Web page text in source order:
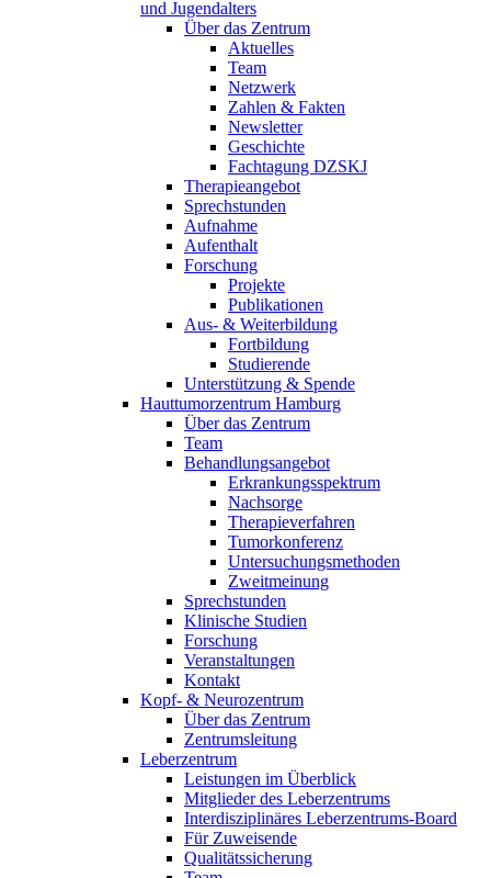
und Jugendalters
Über das Zentrum
Aktuelles
Team
Netzwerk
Zahlen & Fakten
Newsletter
Geschichte
Fachtagung DZSKJ
Therapieangebot
Sprechstunden
Aufnahme
Aufenthalt
Forschung
Projekte
Publikationen
Aus- & Weiterbildung
Fortbildung
Studierende
Unterstützung & Spende
Hauttumorzentrum Hamburg
Über das Zentrum
Team
Behandlungsangebot
Erkrankungsspektrum
Nachsorge
Therapieverfahren
Tumorkonferenz
Untersuchungsmethoden
Zweitmeinung
Sprechstunden
Klinische Studien
Forschung
Veranstaltungen
Kontakt
Kopf- & Neurozentrum
Über das Zentrum
Zentrumsleitung
Leberzentrum
Leistungen im Überblick
Mitglieder des Leberzentrums
Interdisziplinäres Leberzentrums-Board
Für Zuweisende
Qualitätssicherung